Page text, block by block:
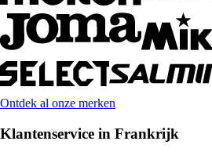
Ontdek al onze merken
Klantenservice in Frankrijk